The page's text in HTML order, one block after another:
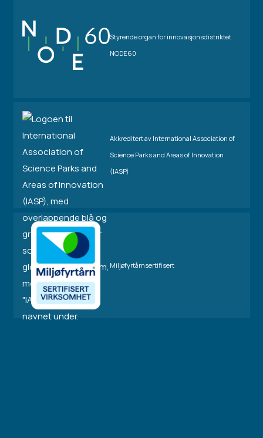
Styrende organ for innovasjonsdistriktet
NODE60
Akkreditert av International Association of
Science Parks and Areas of Innovation
(IASP)
Miljøfyrtårnsertifisert